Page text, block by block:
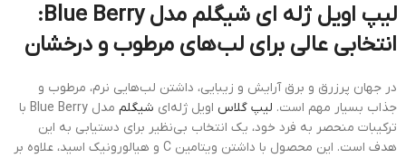
لیپ اویل ژله ای شیگلم مدل Blue Berry:
انتخابی عالی برای لب‌های مرطوب و درخشان
در جهان پرزرق و برق آرایش و زیبایی، داشتن لب‌هایی نرم، مرطوب و
جذاب بسیار مهم است. لیپ گلاس اویل ژله‌ای شیگلم
مدل Blue Berry با
ترکیبات منحصر به فرد خود، یک انتخاب بی‌نظیر برای دستیابی به این
هدف است. این محصول با داشتن ویتامین C و هیالورونیک اسید، علاوه بر